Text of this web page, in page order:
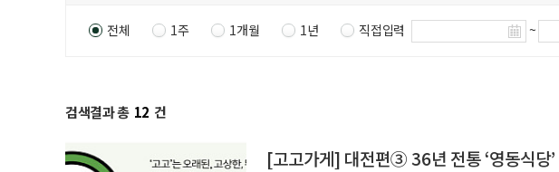
전체 1주 1개월 1년 직접입력 ~
검색결과 총 12 건
[고고가게] 대전편③ 36년 전통 ‘영동식당’